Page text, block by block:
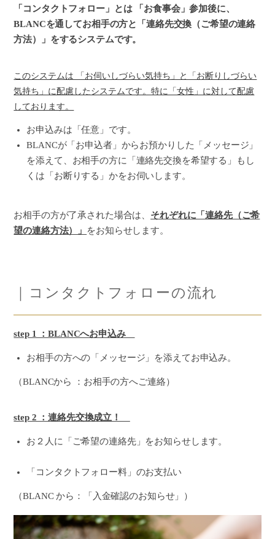
「コンタクトフォロー」とは 「お食事会」参加後に、
BLANCを通してお相手の方と「連絡先交換（ご希望の連絡
方法）」をするシステムです。
このシステムは 「お伺いしづらい気持ち」と「お断りしづらい
気持ち」に配慮したシステムです。特に「女性」に対して配慮
しております。
お申込みは「任意」です。
BLANCが「お申込者」からお預かりした「メッセージ」
を添えて、お相手の方に「連絡先交換を希望する」もし
くは「お断りする」かをお伺いします。
お相手の方が了承された場合は、 それぞれに「連絡先（ご希
望の連絡方法）」
をお知らせします。
｜コンタクトフォローの流れ
step 1 ：BLANCへお申込み
お相手の方への「メッセージ」を添えてお申込み。
（BLANCから ：お相手の方へご連絡）
step 2 ：連絡先交換成立！
お２人に「ご希望の連絡先」をお知らせします。
「コンタクトフォロー料」のお支払い
（BLANC から：「入金確認のお知らせ」）